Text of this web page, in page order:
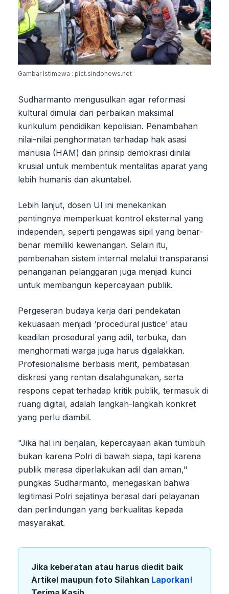
Gambar Istimewa : pict.sindonews.net
Sudharmanto mengusulkan agar reformasi
kultural dimulai dari perbaikan maksimal
kurikulum pendidikan kepolisian. Penambahan
nilai-nilai penghormatan terhadap hak asasi
manusia (HAM) dan prinsip demokrasi dinilai
krusial untuk membentuk mentalitas aparat yang
lebih humanis dan akuntabel.
Lebih lanjut, dosen UI ini menekankan
pentingnya memperkuat kontrol eksternal yang
independen, seperti pengawas sipil yang benar-
benar memiliki kewenangan. Selain itu,
pembenahan sistem internal melalui transparansi
penanganan pelanggaran juga menjadi kunci
untuk membangun kepercayaan publik.
Pergeseran budaya kerja dari pendekatan
kekuasaan menjadi ‘procedural justice’ atau
keadilan prosedural yang adil, terbuka, dan
menghormati warga juga harus digalakkan.
Profesionalisme berbasis merit, pembatasan
diskresi yang rentan disalahgunakan, serta
respons cepat terhadap kritik publik, termasuk di
ruang digital, adalah langkah-langkah konkret
yang perlu diambil.
"Jika hal ini berjalan, kepercayaan akan tumbuh
bukan karena Polri di bawah siapa, tapi karena
publik merasa diperlakukan adil dan aman,"
pungkas Sudharmanto, menegaskan bahwa
legitimasi Polri sejatinya berasal dari pelayanan
dan perlindungan yang berkualitas kepada
masyarakat.
Jika keberatan atau harus diedit baik
Artikel maupun foto Silahkan Laporkan!